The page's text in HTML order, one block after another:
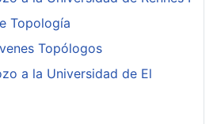
Topología
Topólogos
a la Universidad de El